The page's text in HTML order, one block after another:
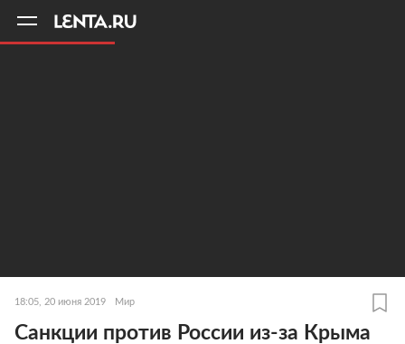
18:05, 20 июня 2019 Мир
Санкции против России из-за Крыма